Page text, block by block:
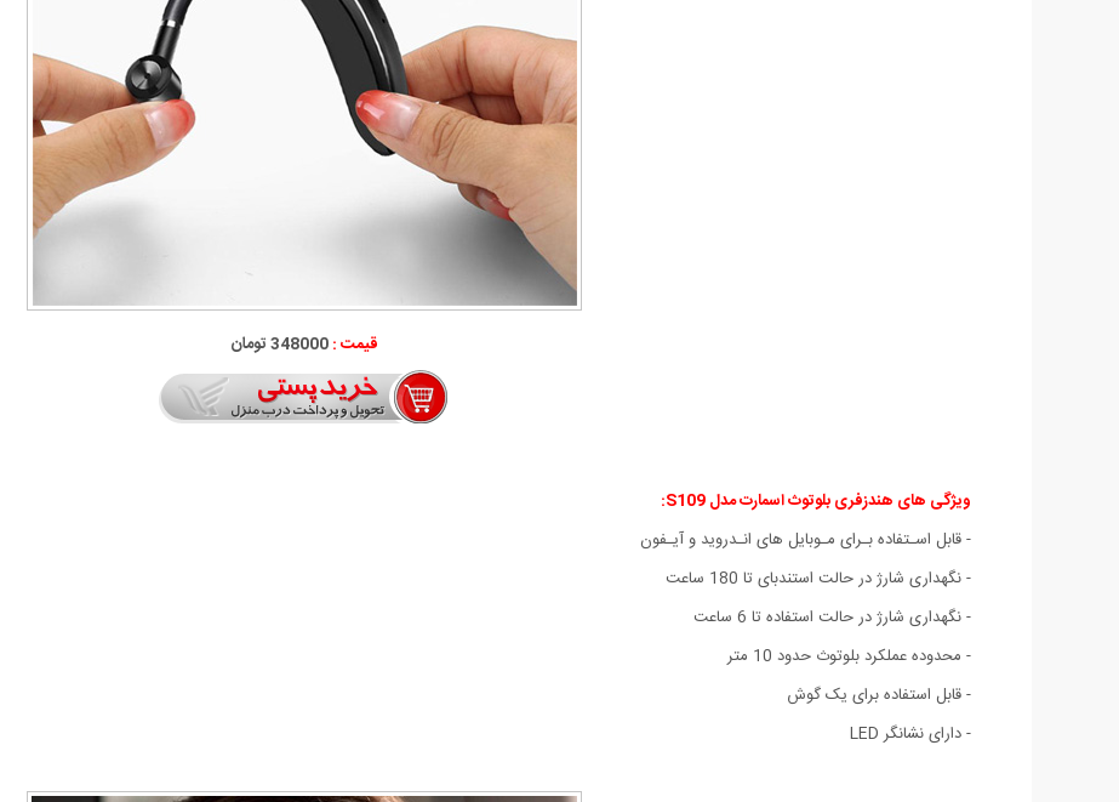
قیمت :348000 تومان
ویژگی های هندزفری بلوتوث اسمارت مدل S109:
- قابل اسـتفاده بـرای مـوبایل های انـدروید و آیـفون
- نگهداری شارژ در حالت استندبای تا 180 ساعت
- نگهداری شارژ در حالت استفاده تا 6 ساعت
- محدوده عملکرد بلوتوث حدود 10 متر
- قابل استفاده برای یک گوش
- دارای نشانگر LED